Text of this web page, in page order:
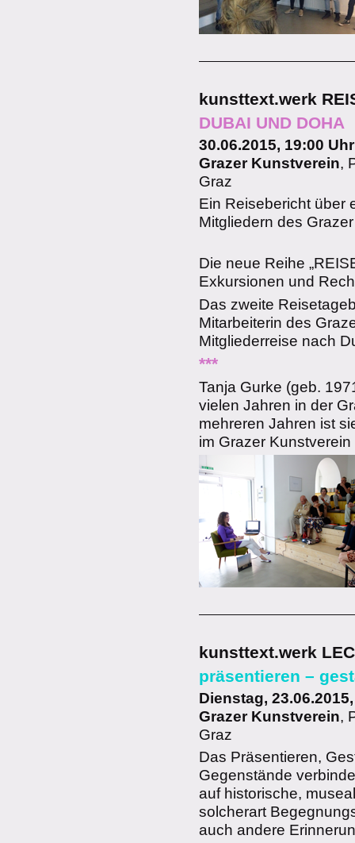
kunsttext.werk
DUBAI UND DOHA
30.06.2015, 19:00 Uhr
Grazer Kunstverein,
Graz
Ein Reisebericht über
Mitgliedern des
Die neue Reihe
Exkursionen und
Das zweite
Mitarbeiterin des
Mitgliederreise nach
***
Tanja Gurke (geb.
vielen Jahren in der
mehreren Jahren ist
im Grazer
kunsttext.werk
präsentieren –
Dienstag,
Grazer Kunstverein,
Graz
Das Präsentieren,
Gegenstände
auf historische,
solcherart
auch andere